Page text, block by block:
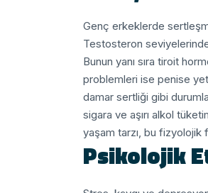
Genç erkeklerde
Testosteron
Bunun yanı sıra tiroit
problemleri ise penise
damar sertliği gibi
sigara ve aşırı alkol
yaşam tarzı, bu fizyolojik
Psikolojik